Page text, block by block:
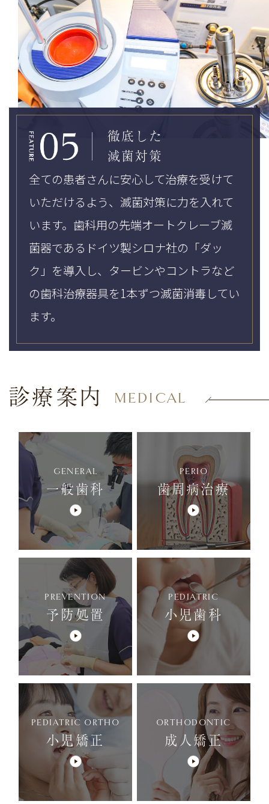
徹底した
滅菌対策
全ての患者さんに安心して治療を受けて
いただけるよう、滅菌対策に力を入れて
います。歯科用の先端オートクレーブ滅
菌器であるドイツ製シロナ社の「ダッ
ク」を導入し、タービンやコントラなど
の歯科治療器具を1本ずつ滅菌消毒してい
ます。
診療案内 MEDICAL
GENERAL
一般歯科
PERIO
歯周病治療
PREVENTION
予防処置
PEDIATRIC
小児歯科
PEDIATRIC ORTHO
小児矯正
ORTHODONTIC
成人矯正